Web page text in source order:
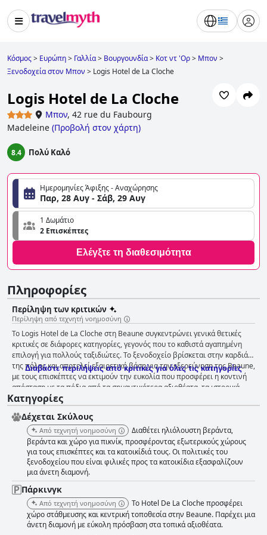
Κόσμος> Ευρώπη> Γαλλία> Βουργουνδία> Κοτ ντ 'Ορ> Μπον >
Ξενοδοχεία στον Μπον > Logis Hotel de La Cloche
Logis Hotel de La Cloche
Μπον, 42 rue du Faubourg
Madeleine (Προβολή στον χάρτη)
8.4 Πολύ Καλό
Ημερομηνίες Άφιξης - Αναχώρησης
Παρ, 28 Αυγ - Σάβ, 29 Αυγ
1 Δωμάτιο
2 Επισκέπτες
Ελέγξτε τη διαθεσιμότητα
Πληροφορίες
Περίληψη των κριτικών
Περίληψη από τεχνητή νοημοσύνη
Το Logis Hotel de La Cloche στη Beaune συγκεντρώνει γενικά θετικές
κριτικές σε διάφορες κατηγορίες, γεγονός που το καθιστά αγαπημένη
επιλογή για πολλούς ταξιδιώτες. Το ξενοδοχείο βρίσκεται στην καρδιά
της πόλης και αποτελεί εξαιρετική βάση για την εξερεύνηση της Beaune,
με τους επισκέπτες να εκτιμούν την ευκολία που προσφέρει η κοντινή
απόσταση με τα πόδια από τα σημαντικότερα αξιοθέατα, τα ιστορικά
μνημεία και τις τοπικές επιλογές για φαγητό. Παρά την κεντρική
τοποθεσία, το περιβάλλον είναι ήσυχο και γαλήνιο, ενισχυμένο από
όμορφες αυλές και ιστορική ατμόσφαιρα. Η ευκολία των επιλογών
στάθμευσης, συμπεριλαμβανομένων ιδιωτικών και δημόσιων χώρων,
επαινείται συχνά. Οι επισκέπτες γενικά απολαμβάνουν την εμπειρία του
πρωινού, σημειώνοντας την ποιότητα και την ποικιλία των προσφορών,
από φρέσκα αρτοσκευάσματα μέχρι πλούσια σνακ. Η φιλική και
αποτελεσματική εξυπηρέτηση, καθώς και η ευχάριστη ατμόσφαιρα στην
αίθουσα πρωινού, συμβάλλουν στις θετικές κριτικές. Ενώ ορισμένοι
αναφέρουν περιορισμένη επιλογή και ανησυχίες για την αξία, το
γενικότερο κλίμα παραμένει θετικό. Παρόλο που το ξενοδοχείο δεν
διαθέτει δικό του εστιατόριο, οι συστάσεις του προσωπικού για κοντινές
επιλογές φαγητού είναι καλοδεχούμενες. Η στρατηγική τοποθεσία
Διαβάστε περιλήψεις από κριτικές για όλες τις κατηγορίες
Κατηγορίες
Δέχεται Σκύλους
Από τεχνητή νοημοσύνη
Διαθέτει ηλιόλουστη βεράντα,
βεράντα και χώρο για πικνίκ, προσφέροντας εξωτερικούς χώρους
για τους επισκέπτες και τα κατοικίδιά τους. Οι πολιτικές του
ξενοδοχείου που είναι φιλικές προς τα κατοικίδια εξασφαλίζουν
μια άνετη διαμονή.
Πάρκινγκ
Από τεχνητή νοημοσύνη
Το Hotel De La Cloche προσφέρει
χώρο στάθμευσης και κεντρική τοποθεσία στην Beaune. Παρέχει μια
άνετη διαμονή με εύκολη πρόσβαση στα τοπικά αξιοθέατα.